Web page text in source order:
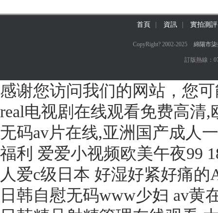
首頁 資訊 實拍測評
CopyRight? 2002-2025 綿陽市
訂版熱線：
感谢您访问我们的网站，您
real电视剧在线观看免费高清
无码av片在线,亚洲国产成人